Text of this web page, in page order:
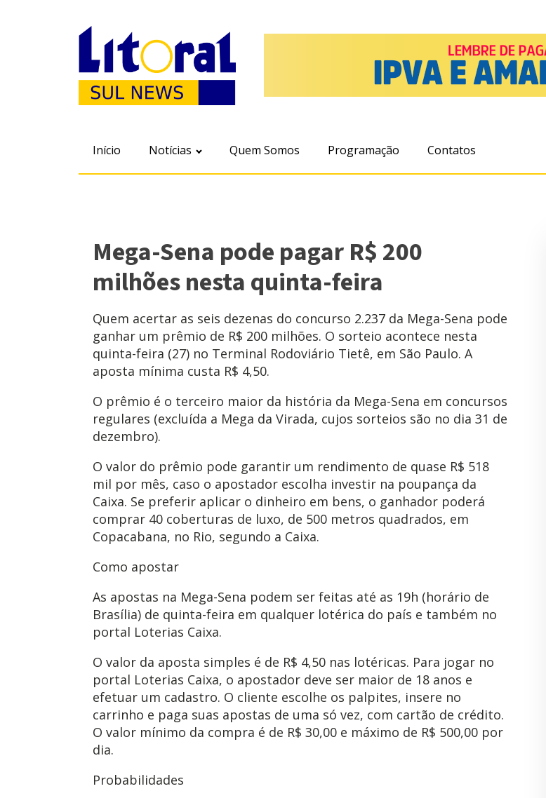
Início Notícias Quem Somos Programação Contatos
Mega-Sena pode pagar R$ 200
milhões nesta quinta-feira
Quem acertar as seis dezenas do concurso 2.237 da Mega-Sena pode
ganhar um prêmio de R$ 200 milhões. O sorteio acontece nesta
quinta-feira (27) no Terminal Rodoviário Tietê, em São Paulo. A
aposta mínima custa R$ 4,50.
O prêmio é o terceiro maior da história da Mega-Sena em concursos
regulares (excluída a Mega da Virada, cujos sorteios são no dia 31 de
dezembro).
O valor do prêmio pode garantir um rendimento de quase R$ 518
mil por mês, caso o apostador escolha investir na poupança da
Caixa. Se preferir aplicar o dinheiro em bens, o ganhador poderá
comprar 40 coberturas de luxo, de 500 metros quadrados, em
Copacabana, no Rio, segundo a Caixa.
Como apostar
As apostas na Mega-Sena podem ser feitas até as 19h (horário de
Brasília) de quinta-feira em qualquer lotérica do país e também no
portal Loterias Caixa.
O valor da aposta simples é de R$ 4,50 nas lotéricas. Para jogar no
portal Loterias Caixa, o apostador deve ser maior de 18 anos e
efetuar um cadastro. O cliente escolhe os palpites, insere no
carrinho e paga suas apostas de uma só vez, com cartão de crédito.
O valor mínimo da compra é de R$ 30,00 e máximo de R$ 500,00 por
dia.
Probabilidades